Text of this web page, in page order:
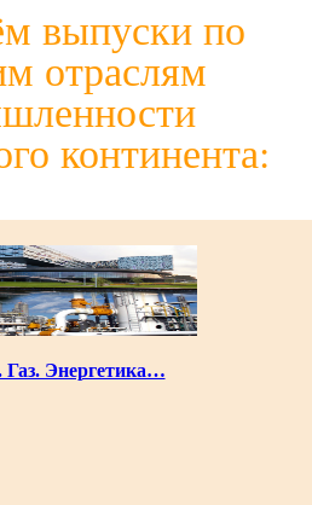
выпуски по
отраслям
континента:
Газ. Энергетика…